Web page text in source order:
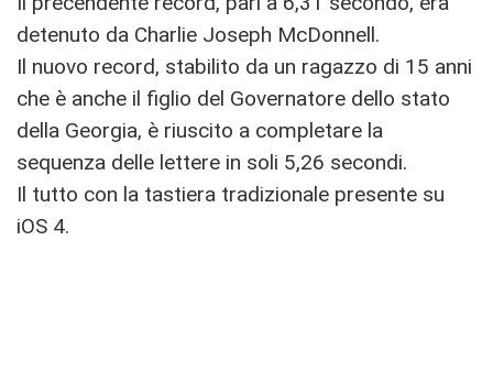
detenuto da Charlie Joseph McDonnell.
Il nuovo record, stabilito da un ragazzo di 15 anni
che è anche il figlio del Governatore dello stato
della Georgia, è riuscito a completare la
sequenza delle lettere in soli 5,26 secondi.
Il tutto con la tastiera tradizionale presente su
iOS 4.